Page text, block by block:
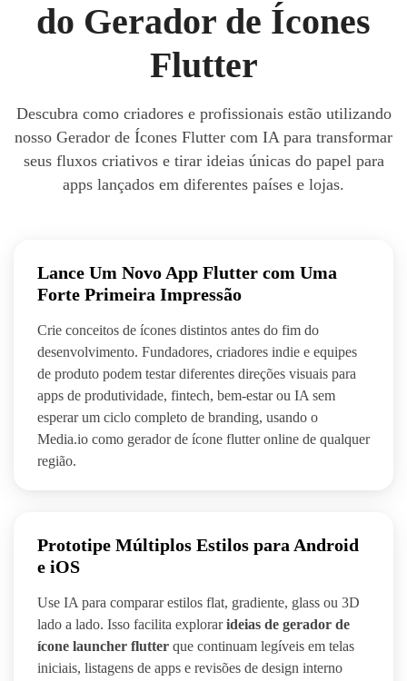
do Gerador de Ícones
Flutter
Descubra como criadores e profissionais estão utilizando
nosso Gerador de Ícones Flutter com IA para transformar
seus fluxos criativos e tirar ideias únicas do papel para
apps lançados em diferentes países e lojas.
Lance Um Novo App Flutter com Uma
Forte Primeira Impressão
Crie conceitos de ícones distintos antes do fim do
desenvolvimento. Fundadores, criadores indie e equipes
de produto podem testar diferentes direções visuais para
apps de produtividade, fintech, bem-estar ou IA sem
esperar um ciclo completo de branding, usando o
Media.io como gerador de ícone flutter online de qualquer
região.
Prototipe Múltiplos Estilos para Android
e iOS
Use IA para comparar estilos flat, gradiente, glass ou 3D
lado a lado. Isso facilita explorarideias de gerador de
ícone launcher flutter que continuam legíveis em telas
iniciais, listagens de apps e revisões de design interno